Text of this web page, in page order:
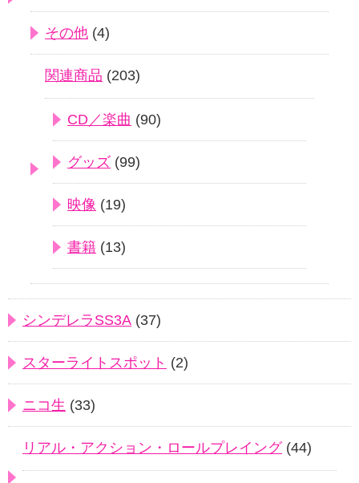
その他 (4)
関連商品 (203)
CD／楽曲 (90)
グッズ (99)
映像 (19)
書籍 (13)
シンデレラSS3A (37)
スターライトスポット (2)
ニコ生 (33)
リアル・アクション・ロールプレイング(44)